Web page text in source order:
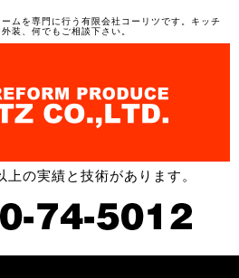
ムを専門に行う有限会社コーリツです。キッチ
装、何でもご相談下さい。
の実績と技術があります。